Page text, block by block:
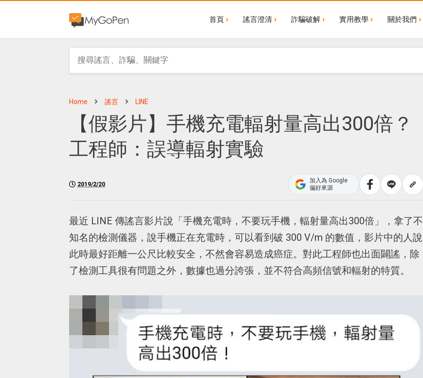
首頁 謠言澄清 詐騙破解 實用教學 關於我們
Home 謠言 LINE
【假影片】手機充電輻射量高出300倍？
工程師：誤導輻射實驗
2019/2/20
加入為 Google
偏好來源
最近 LINE 傳謠言影片說「手機充電時，不要玩手機，輻射量高出300倍」，拿了不
知名的檢測儀器，說手機正在充電時，可以看到破 300 V/m 的數值，影片中的人說
此時最好距離一公尺比較安全，不然會容易造成癌症。對此工程師也出面闢謠，除
了檢測工具很有問題之外，數據也過分誇張，並不符合高頻信號和輻射的特質。